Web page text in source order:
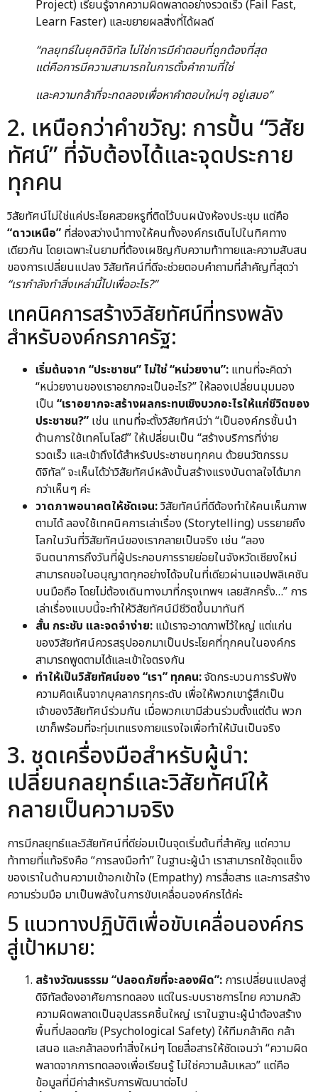
Project) เรียนรู้จากความผิดพลาดอย่างรวดเร็ว (Fail Fast,
Learn Faster) และขยายผลสิ่งที่ได้ผลดี
“กลยุทธ์ในยุคดิจิทัล ไม่ใช่การมีคำตอบที่ถูกต้องที่สุด
แต่คือการมีความสามารถในการตั้งคำถามที่ใช่
และความกล้าที่จะทดลองเพื่อหาคำตอบใหม่ๆ อยู่เสมอ”
2. เหนือกว่าคำขวัญ: การปั้น “วิสัย
ทัศน์” ที่จับต้องได้และจุดประกาย
ทุกคน
วิสัยทัศน์ไม่ใช่แค่ประโยคสวยหรูที่ติดไว้บนผนังห้องประชุม แต่คือ
“ดาวเหนือ” ที่ส่องสว่างนำทางให้คนทั้งองค์กรเดินไปในทิศทาง
เดียวกัน โดยเฉพาะในยามที่ต้องเผชิญกับความท้าทายและความสับสน
ของการเปลี่ยนแปลง วิสัยทัศน์ที่ดีจะช่วยตอบคำถามที่สำคัญที่สุดว่า
“เรากำลังทำสิ่งเหล่านี้ไปเพื่ออะไร?”
เทคนิคการสร้างวิสัยทัศน์ที่ทรงพลัง
สำหรับองค์กรภาครัฐ:
เริ่มต้นจาก “ประชาชน” ไม่ใช่ “หน่วยงาน”: แทนที่จะคิดว่า
“หน่วยงานของเราอยากจะเป็นอะไร?” ให้ลองเปลี่ยนมุมมอง
เป็น “เราอยากจะสร้างผลกระทบเชิงบวกอะไรให้แก่ชีวิตของ
ประชาชน?” เช่น แทนที่จะตั้งวิสัยทัศน์ว่า “เป็นองค์กรชั้นนำ
ด้านการใช้เทคโนโลยี” ให้เปลี่ยนเป็น “สร้างบริการที่ง่าย
รวดเร็ว และเข้าถึงได้สำหรับประชาชนทุกคน ด้วยนวัตกรรม
ดิจิทัล” จะเห็นได้ว่าวิสัยทัศน์หลังนั้นสร้างแรงบันดาลใจได้มาก
กว่าเห็นๆ ค่ะ
วาดภาพอนาคตให้ชัดเจน:วิสัยทัศน์ที่ดีต้องทำให้คนเห็นภาพ
ตามได้ ลองใช้เทคนิคการเล่าเรื่อง (Storytelling) บรรยายถึง
โลกในวันที่วิสัยทัศน์ของเรากลายเป็นจริง เช่น “ลอง
จินตนาการถึงวันที่ผู้ประกอบการรายย่อยในจังหวัดเชียงใหม่
สามารถขอใบอนุญาตทุกอย่างได้จบในที่เดียวผ่านแอปพลิเคชัน
บนมือถือ โดยไม่ต้องเดินทางมาที่กรุงเทพฯ เลยสักครั้ง…” การ
เล่าเรื่องแบบนี้จะทำให้วิสัยทัศน์มีชีวิตขึ้นมาทันที
สั้น กระชับ และจดจำง่าย: แม้เราจะวาดภาพไว้ใหญ่ แต่แก่น
ของวิสัยทัศน์ควรสรุปออกมาเป็นประโยคที่ทุกคนในองค์กร
สามารถพูดตามได้และเข้าใจตรงกัน
ทำให้เป็นวิสัยทัศน์ของ “เรา” ทุกคน:จัดกระบวนการรับฟัง
ความคิดเห็นจากบุคลากรทุกระดับ เพื่อให้พวกเขารู้สึกเป็น
เจ้าของวิสัยทัศน์ร่วมกัน เมื่อพวกเขามีส่วนร่วมตั้งแต่ต้น พวก
เขาก็พร้อมที่จะทุ่มเทแรงกายแรงใจเพื่อทำให้มันเป็นจริง
3. ชุดเครื่องมือสำหรับผู้นำ:
เปลี่ยนกลยุทธ์และวิสัยทัศน์ให้
กลายเป็นความจริง
การมีกลยุทธ์และวิสัยทัศน์ที่ดีย่อมเป็นจุดเริ่มต้นที่สำคัญ แต่ความ
ท้าทายที่แท้จริงคือ “การลงมือทำ” ในฐานะผู้นำ เราสามารถใช้จุดแข็ง
ของเราในด้านความเข้าอกเข้าใจ (Empathy) การสื่อสาร และการสร้าง
ความร่วมมือ มาเป็นพลังในการขับเคลื่อนองค์กรได้ค่ะ
5 แนวทางปฏิบัติเพื่อขับเคลื่อนองค์กร
สู่เป้าหมาย:
สร้างวัฒนธรรม “ปลอดภัยที่จะลองผิด”: การเปลี่ยนแปลงสู่
ดิจิทัลต้องอาศัยการทดลอง แต่ในระบบราชการไทย ความกลัว
ความผิดพลาดเป็นอุปสรรคชิ้นใหญ่ เราในฐานะผู้นำต้องสร้าง
พื้นที่ปลอดภัย (Psychological Safety) ให้ทีมกล้าคิด กล้า
เสนอ และกล้าลองทำสิ่งใหม่ๆ โดยสื่อสารให้ชัดเจนว่า “ความผิด
พลาดจากการทดลองเพื่อเรียนรู้ ไม่ใช่ความล้มเหลว” แต่คือ
ข้อมูลที่มีค่าสำหรับการพัฒนาต่อไป